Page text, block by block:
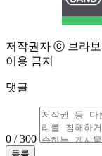
저작권자 ⓒ 브라
이용 금지
댓글
0 / 300